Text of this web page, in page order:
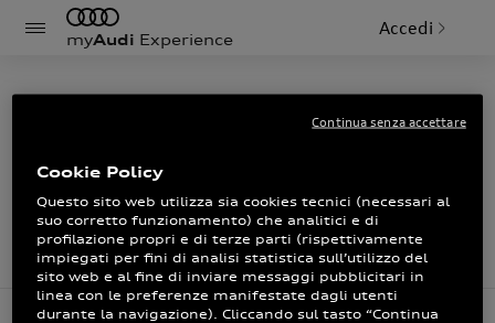
myAudi Experience
Accedi
La sua opinione è importante
Grazie per aver partecipato al nostro sondaggio.
Cookie Policy
Questo sito web utilizza sia cookies tecnici (necessari al
suo corretto funzionamento) che analitici e di
profilazione propri e di terze parti (rispettivamente
impiegati per fini di analisi statistica sull’utilizzo del
sito web e al fine di inviare messaggi pubblicitari in
linea con le preferenze manifestate dagli utenti
durante la navigazione). Cliccando sul tasto “Continua
Continua senza accettare